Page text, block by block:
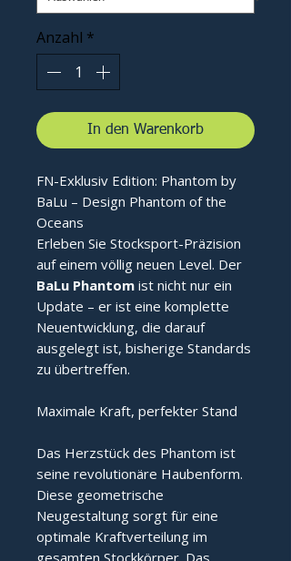
Anzahl *
In den Warenkorb
FN-Exklusiv Edition: Phantom by
BaLu – Design Phantom of the
Oceans
Erleben Sie Stocksport-Präzision
auf einem völlig neuen Level. Der
BaLu Phantom ist nicht nur ein
Update – er ist eine komplette
Neuentwicklung, die darauf
ausgelegt ist, bisherige Standards
zu übertreffen.
Maximale Kraft, perfekter Stand
Das Herzstück des Phantom ist
seine revolutionäre Haubenform.
Diese geometrische
Neugestaltung sorgt für eine
optimale Kraftverteilung im